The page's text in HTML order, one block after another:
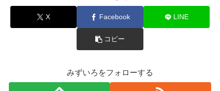
X Facebook LINE
コピー
みずいろをフォローする